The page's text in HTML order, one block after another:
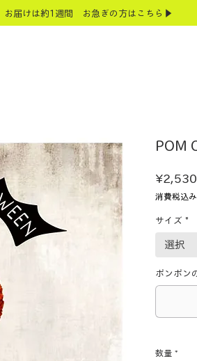
お届けは約1週間 お急ぎの方はこちら▶
POM
¥2,530
消費税込み
サイズ *
選択
ポンポン
数量 *